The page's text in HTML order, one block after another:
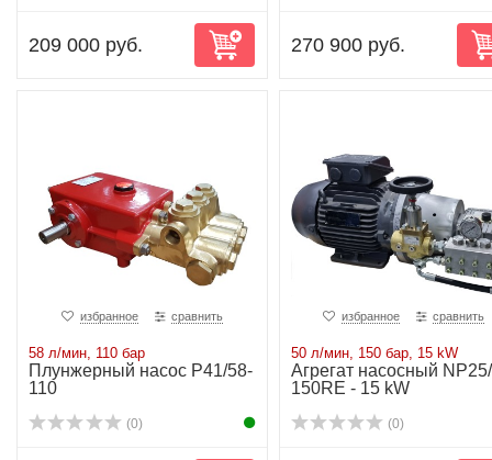
209 000 руб. 270 900 руб.
избранное сравнить
58 л/мин, 110 бар
Плунжерный насос P41/58-
110
(0)
избранное сравнить
50 л/мин, 150 бар, 15 kW
Агрегат насосный
150RE - 15 kW
(0)